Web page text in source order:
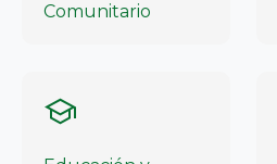
Comunitario
school